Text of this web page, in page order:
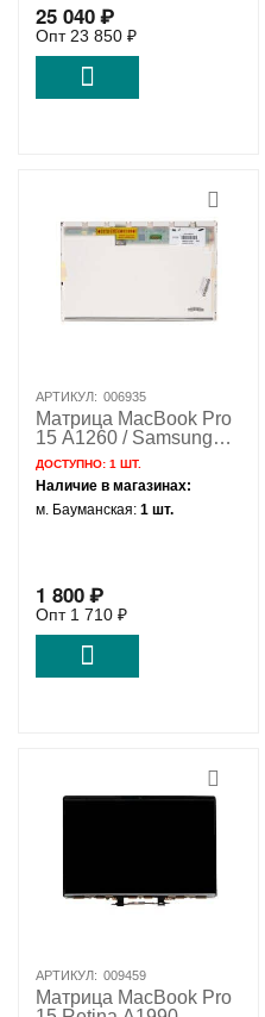
Удаленный склад:
25 040₽
Опт 23 850 ₽
АРТИКУЛ: 006935
Матрица MacBook Pro
15 A1260 / Samsung
LTN154BT07
глянцевая
ДОСТУПНО:1 ШТ.
Наличие в магазинах:
м. Бауманская:1 шт.
1 800₽
Опт 1 710 ₽
АРТИКУЛ: 009459
Матрица MacBook Pro